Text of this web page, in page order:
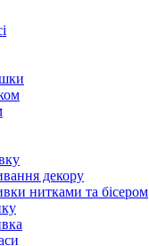
декору
нитками та бісером